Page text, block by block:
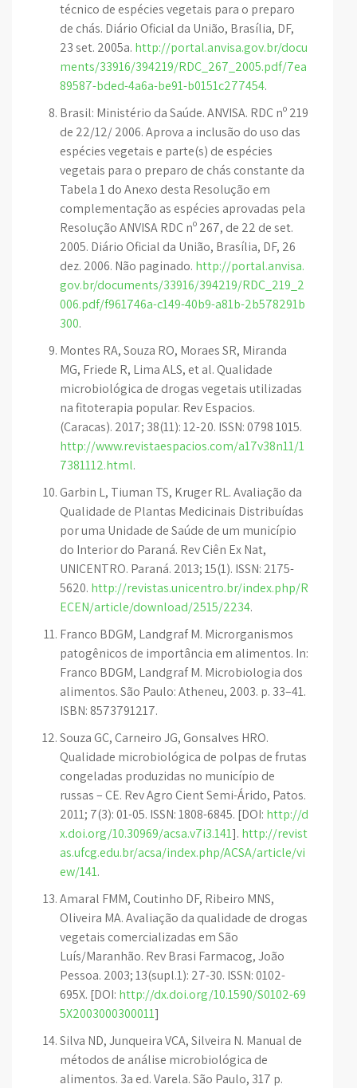
técnico de espécies vegetais para o preparo
de chás. Diário Oficial da União, Brasília, DF,
23 set. 2005a. http://portal.anvisa.gov.br/docu
ments/33916/394219/RDC_267_2005.pdf/7ea
89587-bded-4a6a-be91-b0151c277454.
Brasil: Ministério da Saúde. ANVISA. RDC nº 219
de 22/12/ 2006. Aprova a inclusão do uso das
espécies vegetais e parte(s) de espécies
vegetais para o preparo de chás constante da
Tabela 1 do Anexo desta Resolução em
complementação as espécies aprovadas pela
Resolução ANVISA RDC nº 267, de 22 de set.
2005. Diário Oficial da União, Brasília, DF, 26
dez. 2006. Não paginado. http://portal.anvisa.
gov.br/documents/33916/394219/RDC_219_2
006.pdf/f961746a-c149-40b9-a81b-2b578291b
300.
Montes RA, Souza RO, Moraes SR, Miranda
MG, Friede R, Lima ALS, et al. Qualidade
microbiológica de drogas vegetais utilizadas
na fitoterapia popular. Rev Espacios.
(Caracas). 2017; 38(11): 12-20. ISSN: 0798 1015.
http://www.revistaespacios.com/a17v38n11/1
7381112.html.
Garbin L, Tiuman TS, Kruger RL. Avaliação da
Qualidade de Plantas Medicinais Distribuídas
por uma Unidade de Saúde de um município
do Interior do Paraná. Rev Ciên Ex Nat,
UNICENTRO. Paraná. 2013; 15(1). ISSN: 2175-
5620. http://revistas.unicentro.br/index.php/R
ECEN/article/download/2515/2234.
Franco BDGM, Landgraf M. Microrganismos
patogênicos de importância em alimentos. In:
Franco BDGM, Landgraf M. Microbiologia dos
alimentos. São Paulo: Atheneu, 2003. p. 33–41.
ISBN: 8573791217.
Souza GC, Carneiro JG, Gonsalves HRO.
Qualidade microbiológica de polpas de frutas
congeladas produzidas no município de
russas – CE. Rev Agro Cient Semi-Árido, Patos.
2011; 7(3): 01-05. ISSN: 1808-6845. [DOI: http://d
x.doi.org/10.30969/acsa.v7i3.141]. http://revist
as.ufcg.edu.br/acsa/index.php/ACSA/article/vi
ew/141.
Amaral FMM, Coutinho DF, Ribeiro MNS,
Oliveira MA. Avaliação da qualidade de drogas
vegetais comercializadas em São
Luís/Maranhão. Rev Brasi Farmacog, João
Pessoa. 2003; 13(supl.1): 27-30. ISSN: 0102-
695X. [DOI: http://dx.doi.org/10.1590/S0102-69
5X2003000300011]
Silva ND, Junqueira VCA, Silveira N. Manual de
métodos de análise microbiológica de
alimentos. 3a ed. Varela. São Paulo, 317 p.